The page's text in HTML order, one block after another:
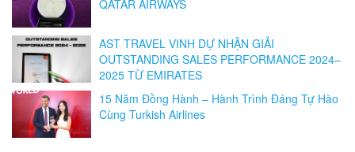
QATAR AIRWAYS
AST TRAVEL VINH DỰ NHẬN GIẢI
OUTSTANDING SALES PERFORMANCE 2024–
2025 TỪ EMIRATES
15 Năm Đồng Hành – Hành Trình Đáng Tự Hào
Cùng Turkish Airlines